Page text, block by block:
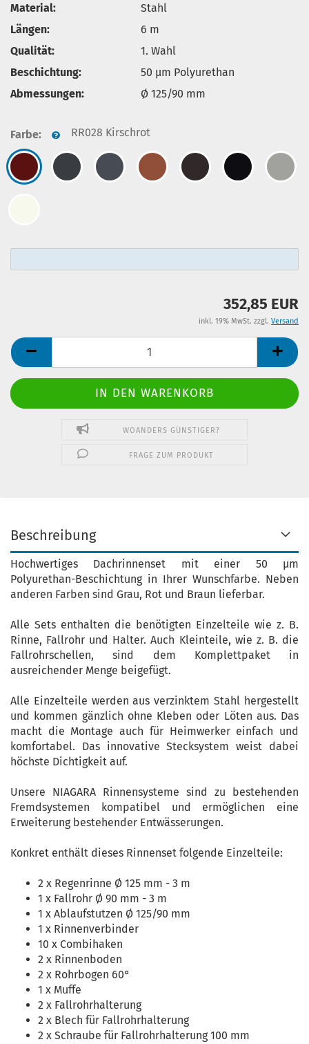
Material:
Stahl
Längen:
6 m
Qualität:
1. Wahl
Beschichtung:
50 µm Polyurethan
Abmessungen:
Ø 125/90 mm
Farbe: RR028 Kirschrot
352,85 EUR
inkl. 19% MwSt. zzgl. Versand
WOANDERS GÜNSTIGER?
FRAGE ZUM PRODUKT
Beschreibung
Hochwertiges Dachrinnenset mit einer 50 µm
Polyurethan-Beschichtung in Ihrer Wunschfarbe. Neben
anderen Farben sind Grau, Rot und Braun lieferbar.
Alle Sets enthalten die benötigten Einzelteile wie z. B.
Rinne, Fallrohr und Halter. Auch Kleinteile, wie z. B. die
Fallrohrschellen, sind dem Komplettpaket in
ausreichender Menge beigefügt.
Alle Einzelteile werden aus verzinktem Stahl hergestellt
und kommen gänzlich ohne Kleben oder Löten aus. Das
macht die Montage auch für Heimwerker einfach und
komfortabel. Das innovative Stecksystem weist dabei
höchste Dichtigkeit auf.
Unsere NIAGARA Rinnensysteme sind zu bestehenden
Fremdsystemen kompatibel und ermöglichen eine
Erweiterung bestehender Entwässerungen.
Konkret enthält dieses Rinnenset folgende Einzelteile:
2 x Regenrinne Ø 125 mm - 3 m
1 x Fallrohr Ø 90 mm - 3 m
1 x Ablaufstutzen Ø 125/90 mm
1 x Rinnenverbinder
10 x Combihaken
2 x Rinnenboden
2 x Rohrbogen 60°
1 x Muffe
2 x Fallrohrhalterung
2 x Blech für Fallrohrhalterung
2 x Schraube für Fallrohrhalterung 100 mm